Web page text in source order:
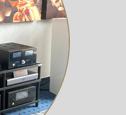
mit einem hochwertigen
Wände
Weiß (matt)